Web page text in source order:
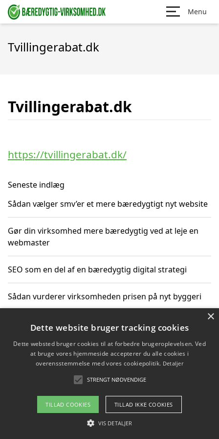
Menu
Tvillingerabat.dk
Tvillingerabat.dk
https://tvillingerabat.dk/
Seneste indlæg
Sådan vælger smv’er et mere bæredygtigt nyt website
Gør din virksomhed mere bæredygtig ved at leje en
webmaster
SEO som en del af en bæredygtig digital strategi
Sådan vurderer virksomheden prisen på nyt byggeri
Sådan får du hjælp til en hjemmeside uden binding
Copyright 2026 - Pilanto Aps
Om / kontakt
Blog Betingelser
×
Dette website bruger tracking cookies
Dette websted bruger cookies til at forbedre brugeroplevelsen. Ved
at bruge vores hjemmeside accepterer du alle cookies i
overensstemmelse med vores cookiepolitik. Detaljer
STRENGT NØDVENDIGE
TILLAD COOKIES TILLAD IKKE COOKIES
VIS DETALJER